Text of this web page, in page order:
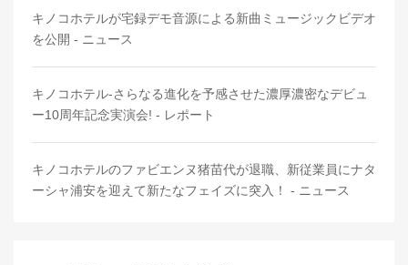
キノコホテルが宅録デモ音源による新曲ミュージックビデオ
を公開 - ニュース
キノコホテル-さらなる進化を予感させた濃厚濃密なデビュ
ー10周年記念実演会! - レポート
キノコホテルのファビエンヌ猪苗代が退職、新従業員にナタ
ーシャ浦安を迎えて新たなフェイズに突入！ - ニュース